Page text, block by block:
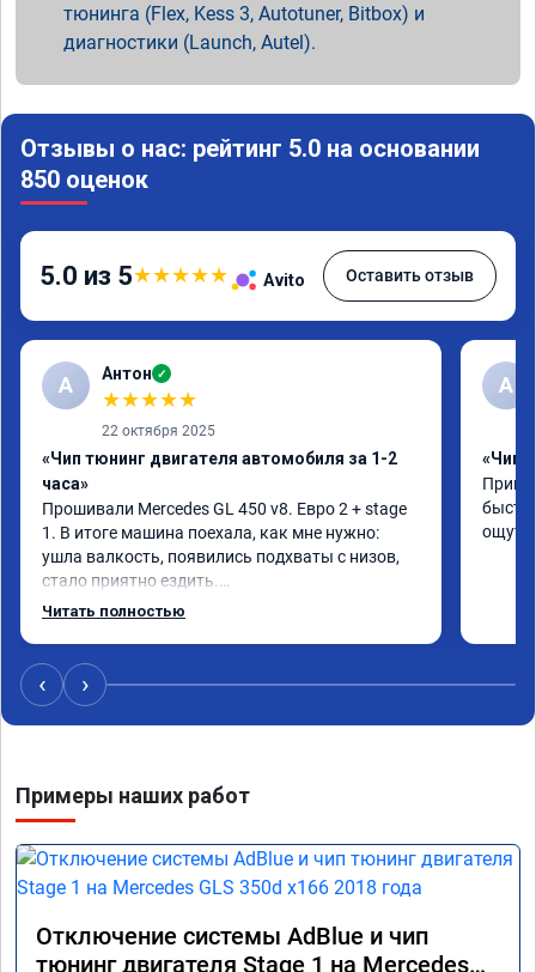
тюнинга (Flex, Kess 3, Autotuner, Bitbox) и
диагностики (Launch, Autel).
Отзывы о нас: рейтинг 5.0 на основании
850 оценок
5.0 из 5★★★★★ Avito Оставить отзыв
А Антон ✓
★★★★★
22 октября 2025
«Чип тюнинг двигателя автомобиля за 1-2
часа»
Прошивали Mercedes GL 450 v8. Евро 2 + stage
1. В итоге машина поехала, как мне нужно:
ушла валкость, появились подхваты с низов,
стало приятно ездить.
Одни из лучших трат, в авто! 🔥
Читать полностью
A
«Чип
‹ ›
Примеры наших работ
Отключение системы AdBlue и чип
тюнинг двигателя Stage 1 на Mercedes